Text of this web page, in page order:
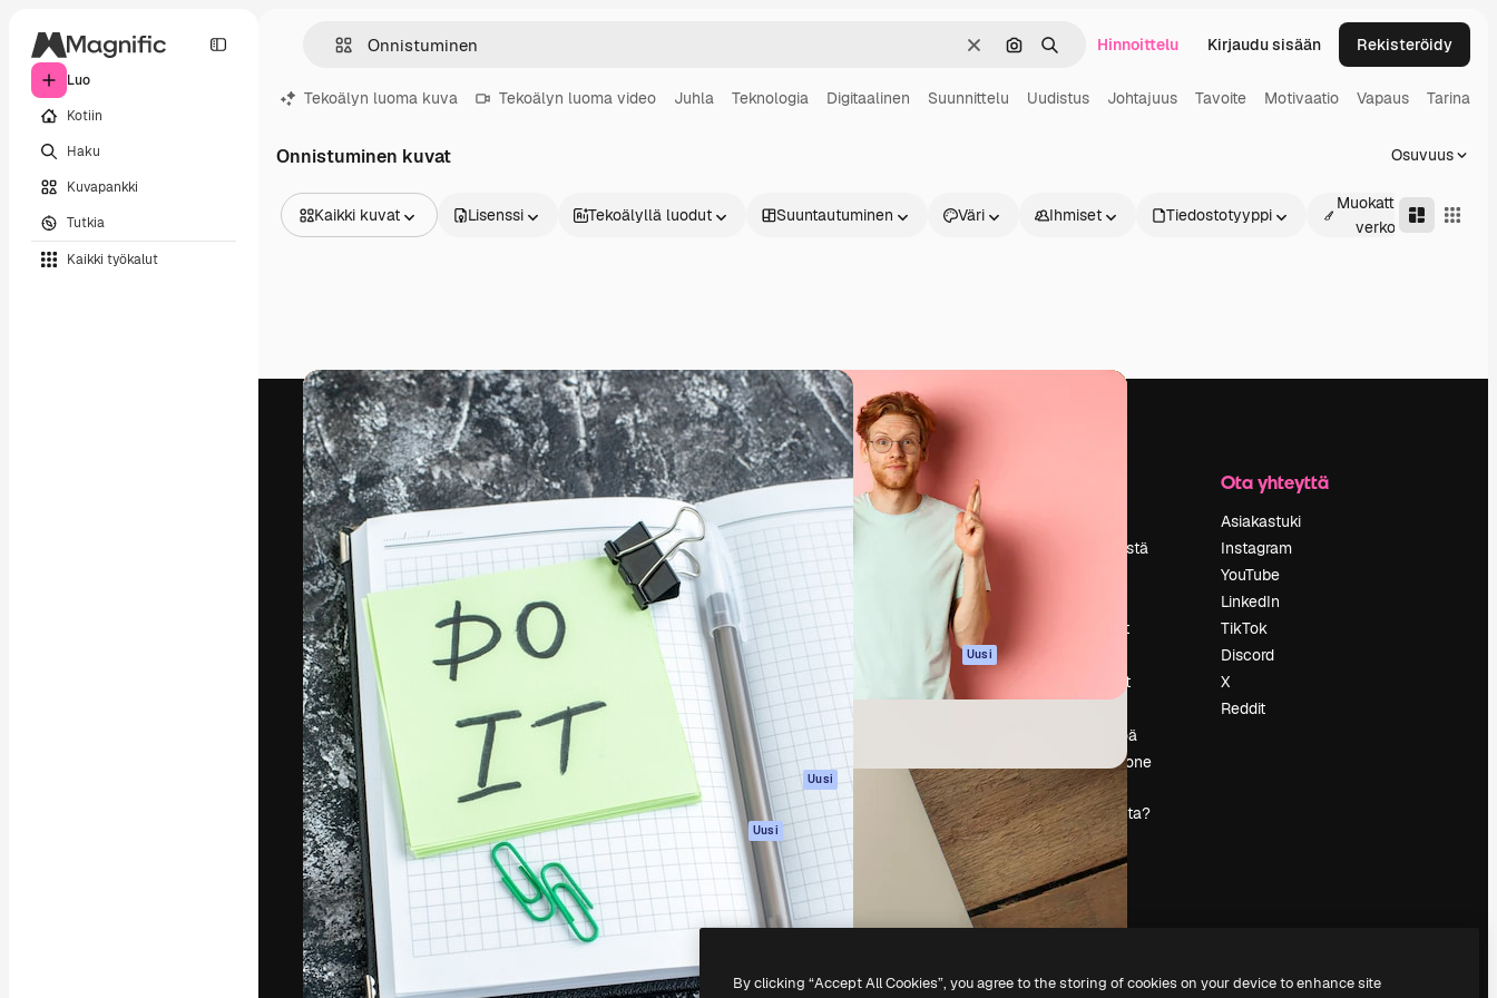
Luo
Kotiin
Haku
Kuvapankki
Tutkia
Kaikki työkalut
SelkeäHae kuvan perusteella
Haku Hinnoittelu Kirjaudu sisään Rekisteröidy
Tekoälyn luoma kuva Tekoälyn luoma video Juhla Teknologia Digitaalinen Suunnittelu Uudistus Johtajuus Tavoite Motivaatio Vapaus Tarina
Onnistuminen kuvat Osuvuus
Kaikki kuvat
Videot
Videomateriaali
Liikegrafiikka
Videopohjat
Kuvakkeet
3D mallit
Fontit
Lisenssi Tekoälyllä luodut Suuntautuminen Väri Ihmiset Tiedostotyyppi
Muokattavissa
verkossa
Luova alusta parhaiden töidesi
toteuttamiseen. Yli miljoona tilaajaa
luovien alojen ammattilaisten, yritysten,
toimistojen ja studioiden joukossa.
Suomi
Tuotteet
Spaces
Tekoälyavustaja
Tekoälyllä toimiva
kuvageneraattori
Tekoälyllä toimiva
videogeneraattori
Tekoälyllä toimiva
äänigeneraattori
Kuvapankkisisältö
MCP
Claudelle ja
ChatGPT:lle
Uusi
Agentit Uusi
API
Mobiilisovellus
Kaikki Magnific-
työkalut
Aloita
Academy
Dokumentaatio
Käyttöehdot
Tietosuojakäytäntö
Alkuperäiset Uusi
Evästepolitiikka
Tietoja meistä
Hakutrendit
Tapahtumat
Myy sisältöä
Lehdistöhuone
Etsitkö
magnific.ai:ta?
Ota yhteyttä
Asiakastuki
Instagram
YouTube
LinkedIn
TikTok
Discord
X
Reddit
By clicking “Accept All Cookies”, you agree to the storing of cookies on your device to enhance site